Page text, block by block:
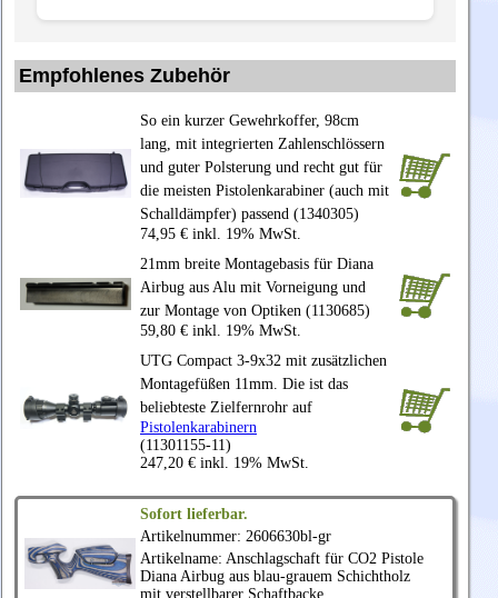
Empfohlenes Zubehör
So ein kurzer Gewehrkoffer, 98cm
lang, mit integrierten Zahlenschlössern
und guter Polsterung und recht gut für
die meisten Pistolenkarabiner (auch mit
Schalldämpfer) passend (1340305)
74,95 € inkl. 19% MwSt.
21mm breite Montagebasis für Diana
Airbug aus Alu mit Vorneigung und
zur Montage von Optiken (1130685)
59,80 € inkl. 19% MwSt.
UTG Compact 3-9x32 mit zusätzlichen
Montagefüßen 11mm. Die ist das
beliebteste Zielfernrohr auf
Pistolenkarabinern
(11301155-11)
247,20 € inkl. 19% MwSt.
Sofort lieferbar.
Artikelnummer: 2606630bl-gr
Artikelname: Anschlagschaft für CO2 Pistole
Diana Airbug aus blau-grauem Schichtholz
mit verstellbarer Schaftbacke